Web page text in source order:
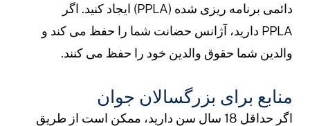
دائمی برنامه ریزی شده (PPLA) ایجاد کنید. اگر
PPLA دارید، آژانس حضانت شما را حفظ می کند و
والدین شما حقوق والدین خود را حفظ می کنند.
منابع برای بزرگسالان جوان
اگر حداقل 18 سال سن دارید، ممکن است از طریق